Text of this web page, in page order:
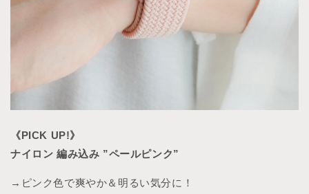
《PICK UP!》
ナイロン 編み込み ”ペールピンク”
→ピンク色で爽やか＆明るい気分に！